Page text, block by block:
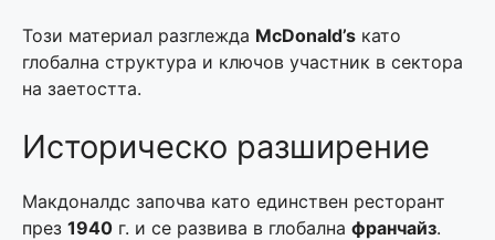
Този материал разглежда McDonald’s като
глобална структура и ключов участник в сектора
на заетостта.
Историческо разширение
Макдоналдс започва като единствен ресторант
през 1940 г. и се развива в глобална франчайз.